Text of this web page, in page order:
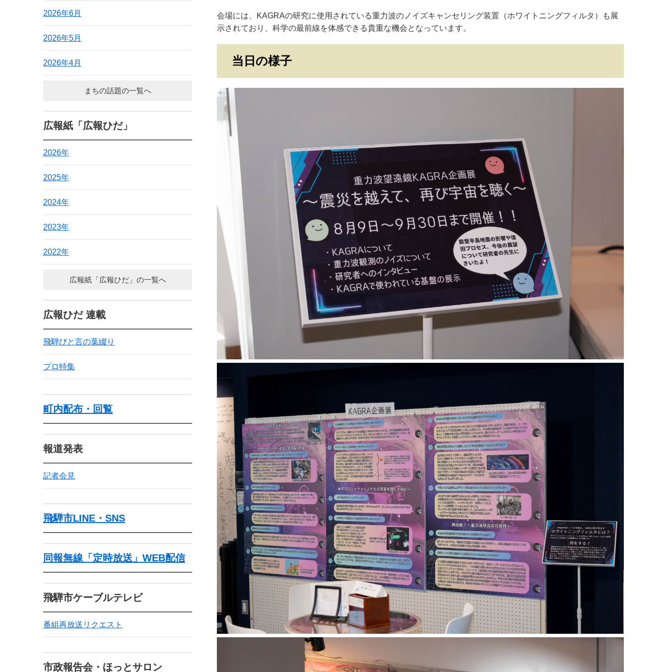
2026年6月
2026年5月
2026年4月
まちの話題の一覧へ
広報紙「広報ひだ」
2026年
2025年
2024年
2023年
2022年
広報紙「広報ひだ」の一覧へ
広報ひだ 連載
飛騨びと言の葉綴り
プロ特集
町内配布・回覧
報道発表
記者会見
飛騨市LINE・SNS
同報無線「定時放送」WEB配信
飛騨市ケーブルテレビ
番組再放送リクエスト
市政報告会・ほっとサロン
会場には、KAGRAの研究に使用されている重力波のノイズキャンセリング装置（ホワイトニングフィルタ）も展
示されており、科学の最前線を体感できる貴重な機会となっています。
当日の様子